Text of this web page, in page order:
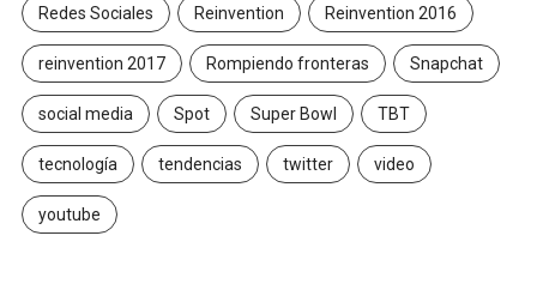
Redes Sociales Reinvention Reinvention 2016
reinvention 2017 Rompiendo fronteras Snapchat
social media Spot Super Bowl TBT
tecnología tendencias twitter video
youtube